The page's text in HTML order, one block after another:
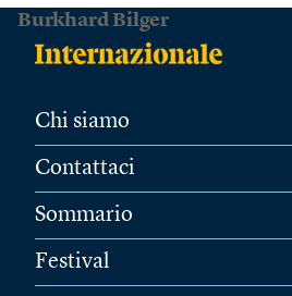
Burkhard Bilger
Chi siamo
Contattaci
Sommario
Festival